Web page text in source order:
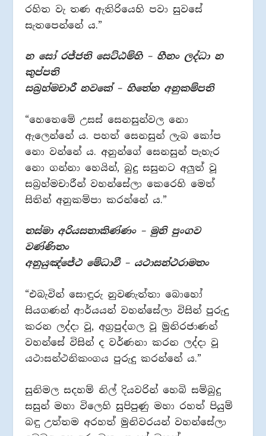
රහිත වැ තණ ඇතිරියෙහි පවා සුවසේ
සැතපෙන්නේ ය.”
න සෝ රජ්ජති සෙට්ඨම්හි – හීනං ලද්ධා න
කුප්පති
සබ්‍රහ්මචාරී නවකේ – හිතේන අනුකම්පති
“හෙතෙමේ උසස් සෙනසුන්වල නො
ඇලෙන්නේ ය. පහත් සෙනසුන් ලැබ කෝප
නො වන්නේ ය. අනුන්ගේ සෙනසුන් පැහැර
නො ගන්නා හෙයින්, බුදු සසුනට අලුත් වූ
සබ්‍රහ්මචාරීන් වහන්සේලා කෙරෙහි මෙත්
සිතින් අනුකම්පා කරන්නේ ය.”
තස්මා අරියසතාකිණ්ණං – මුනි පුංගව
වණ්ණිතං
අනුයුඤ්ජේථ මේධාවී – යථාසන්ථරාමතං
“එබැවින් සොඳුරු නුවණැත්තා බොහෝ
සියගණන් ආර්යයන් වහන්සේලා විසින් පුරුදු
කරන ලද්දා වූ, අග්‍රපුද්ගල වූ මුනිරජාණන්
වහන්සේ විසින් ද වර්ණනා කරන ලද්දා වූ
යථාසන්ථනිකංගය පුරුදු කරන්නේ ය.”
සුනිමල සදහම් නිල් දියවරින් හෙබි සම්බුදු
සසුන් මහා විලෙහි සුපිපුණු මහා රහත් පියුම්
බඳු උත්තම අරහත් මුනිවරයන් වහන්සේලා